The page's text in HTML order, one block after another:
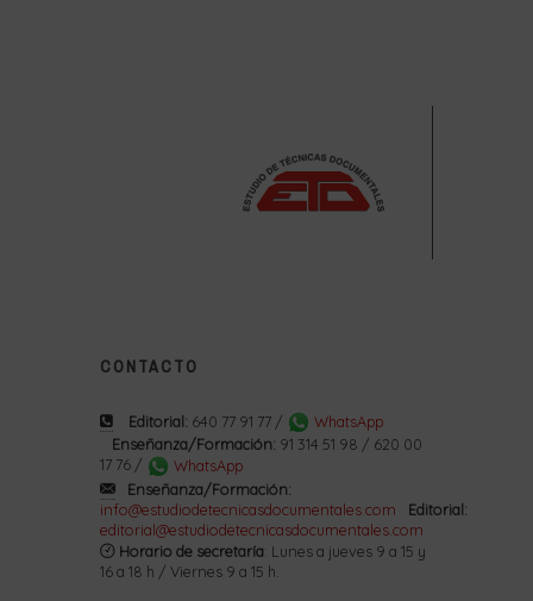
CONTACTO
Editorial: 640 77 91 77 /
WhatsApp
Enseñanza/Formación: 91 314 51 98 / 620 00
17 76 /
WhatsApp
Enseñanza/Formación:
info@estudiodetecnicasdocumentales.com
Editorial:
editorial@estudiodetecnicasdocumentales.com
Horario de secretaría: Lunes a jueves 9 a 15 y
16 a 18 h / Viernes 9 a 15 h.